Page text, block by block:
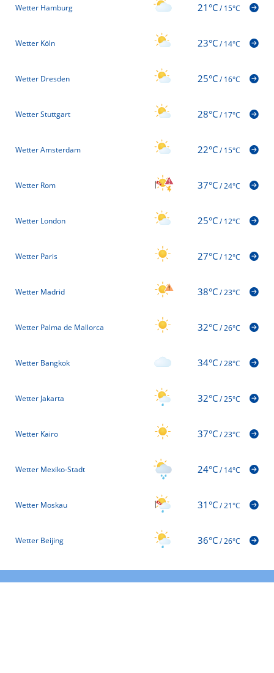
Wetter Hamburg 21°C/15°C
Wetter Köln 23°C/14°C
Wetter Dresden 25°C/16°C
Wetter Stuttgart 28°C/17°C
Wetter Amsterdam 22°C/15°C
Wetter Rom 37°C/24°C
Wetter London 25°C/12°C
Wetter Paris 27°C/12°C
Wetter Madrid 38°C/23°C
Wetter Palma de Mallorca 32°C/26°C
Wetter Bangkok 34°C/28°C
Wetter Jakarta 32°C/25°C
Wetter Kairo 37°C/23°C
Wetter Mexiko-Stadt 24°C/14°C
Wetter Moskau 31°C/21°C
Wetter Beijing 36°C/26°C